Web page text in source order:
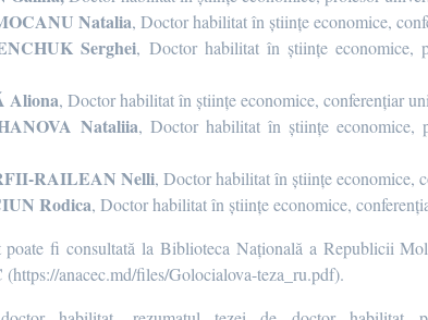
Natalia, Doctor habilitat în științe economice,
Serghei, Doctor habilitat în științe economice,
Aliona, Doctor habilitat în științe economice, conferențiar
Nataliia, Doctor habilitat în științe economice,
RAILEAN Nelli, Doctor habilitat în științe economice,
Rodica, Doctor habilitat în științe economice,
poate fi consultată la Biblioteca Națională a Republicii
anacec.md/files/Golocialova-teza_ru.pdf).